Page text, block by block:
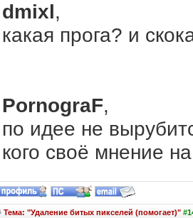
dmixl,
какая прога? и
PornograF,
по идее не
кого своё мнение
Тема: "Удаление битых пикселей (помогает)"